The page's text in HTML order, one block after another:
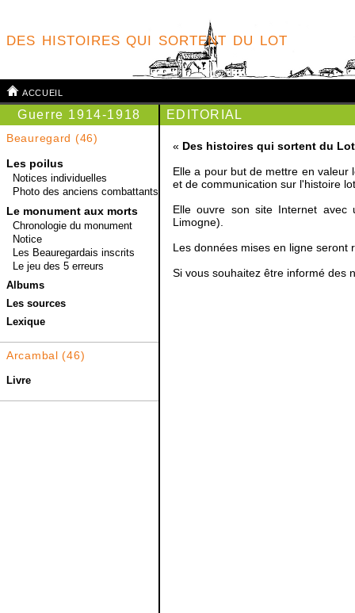
des histoires qui sortent du lot
accueil
Guerre 1914-1918
Beauregard (46)
Les poilus
Notices individuelles
Photo des anciens combattants
Le monument aux morts
Chronologie du monument
Notice
Les Beauregardais inscrits
Le jeu des 5 erreurs
Albums
Les sources
Lexique
Arcambal (46)
Livre
EDITORIAL
« Des histoires qui sortent du Lot
Elle a pour but de mettre en valeur
et de communication sur l'histoire
Elle ouvre son site Internet
Limogne).
Les données mises en ligne seront
Si vous souhaitez être informé des